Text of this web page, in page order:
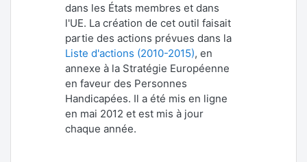
dans les États membres et dans
l'UE. La création de cet outil faisait
partie des actions prévues dans la
Liste d'actions (2010-2015), en
annexe à la Stratégie Européenne
en faveur des Personnes
Handicapées. Il a été mis en ligne
en mai 2012 et est mis à jour
chaque année.